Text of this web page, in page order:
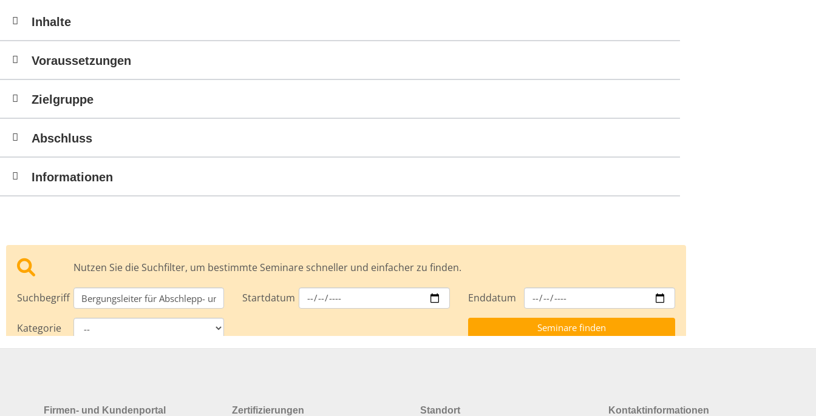
Inhalte
Voraussetzungen
Zielgruppe
Abschluss
Informationen
Firmen- und Kundenportal Zertifizierungen Standort Kontaktinformationen